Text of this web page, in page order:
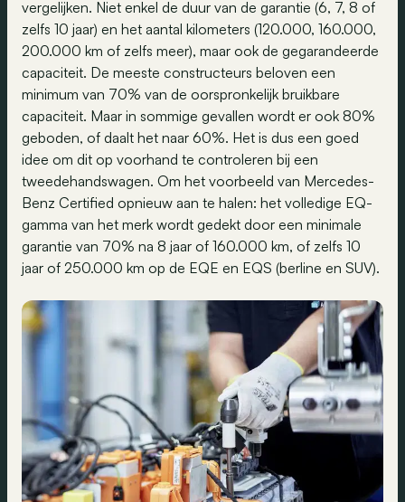
vergelijken. Niet enkel de duur van de garantie (6, 7, 8 of
zelfs 10 jaar) en het aantal kilometers (120.000, 160.000,
200.000 km of zelfs meer), maar ook de gegarandeerde
capaciteit. De meeste constructeurs beloven een
minimum van 70% van de oorspronkelijk bruikbare
capaciteit. Maar in sommige gevallen wordt er ook 80%
geboden, of daalt het naar 60%. Het is dus een goed
idee om dit op voorhand te controleren bij een
tweedehandswagen. Om het voorbeeld van Mercedes-
Benz Certified opnieuw aan te halen: het volledige EQ-
gamma van het merk wordt gedekt door een minimale
garantie van 70% na 8 jaar of 160.000 km, of zelfs 10
jaar of 250.000 km op de EQE en EQS (berline en SUV).